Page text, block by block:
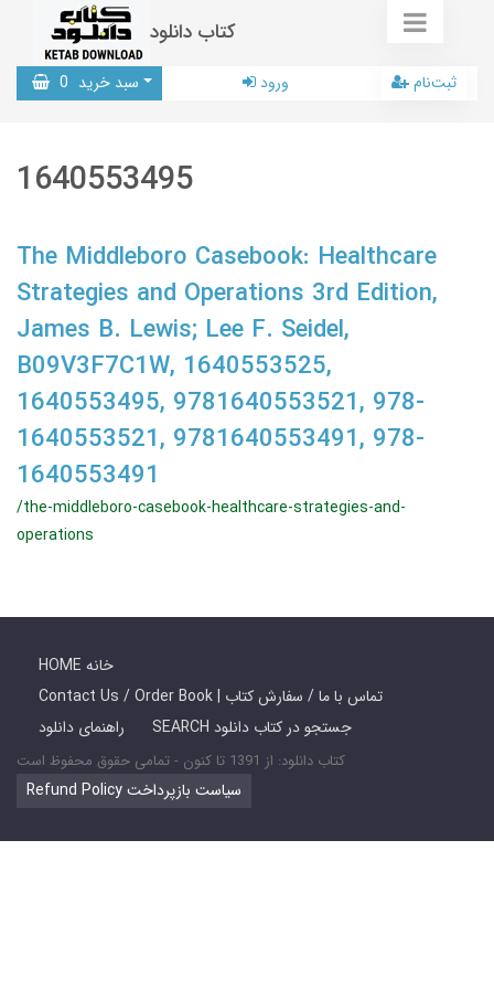
کتاب دانلود
سبد خرید 0 ورود ثبت‌نام
1640553495
The Middleboro Casebook: Healthcare
Strategies and Operations 3rd Edition,
James B. Lewis; Lee F. Seidel,
B09V3F7C1W, 1640553525,
1640553495, 9781640553521, 978-
1640553521, 9781640553491, 978-
1640553491
/the-middleboro-casebook-healthcare-strategies-and-
operations
HOME خانه
Contact Us / Order Book | تماس با ما / سفارش کتاب
راهنمای دانلود
SEARCH جستجو در کتاب دانلود
کتاب دانلود: از 1391 تا کنون - تمامی حقوق محفوظ است
Refund Policy سیاست بازپرداخت